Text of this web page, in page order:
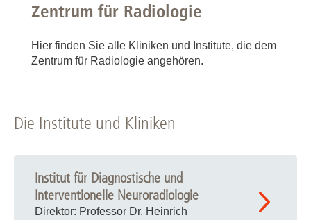
Zentrum für Radiologie
Hier finden Sie alle Kliniken und Institute, die dem
Zentrum für Radiologie angehören.
Die Institute und Kliniken
Institut für Diagnostische und
Interventionelle Neuroradiologie
Direktor: Professor Dr. Heinrich